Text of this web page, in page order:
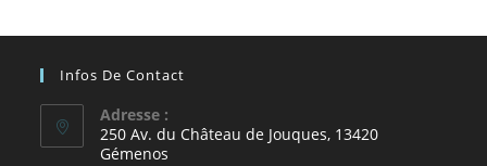
Infos De Contact
Adresse :
250 Av. du Château de Jouques, 13420
Gémenos